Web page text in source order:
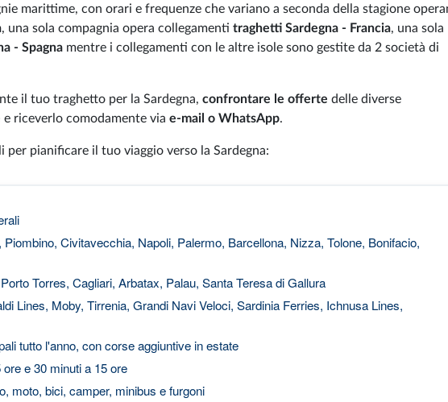
marittime, con orari e frequenze che variano a seconda della stagione
, una sola compagnia opera collegamenti traghetti Sardegna - Francia, una sola
- Spagna mentre i collegamenti con le altre isole sono gestite da 2 società di
il tuo traghetto per la Sardegna, confrontare le offerte delle diverse
e riceverlo comodamente via e-mail o WhatsApp.
pianificare il tuo viaggio verso la Sardegna:
Civitavecchia, Napoli, Palermo, Barcellona, Nizza, Tolone, Bonifacio,
Torres, Cagliari, Arbatax, Palau, Santa Teresa di Gallura
Lines, Moby, Tirrenia, Grandi Navi Veloci, Sardinia Ferries, Ichnusa Lines,
tutto l'anno, con corse aggiuntive in estate
ore e 30 minuti a 15 ore
moto, bici, camper, minibus e furgoni